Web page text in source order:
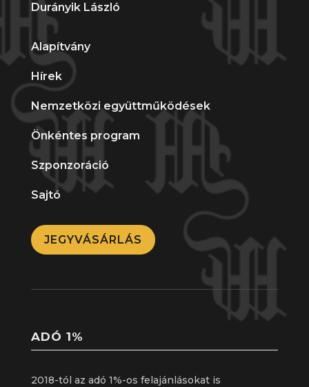
Durányik László
Alapítvány
Hírek
Nemzetközi együttműködések
Önkéntes program
Szponzoráció
Sajtó
JEGYVÁSÁRLÁS
ADÓ 1%
2018-tól az adó 1%-os felajánlásokat is